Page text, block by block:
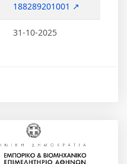
188289201001 ↗
31-10-2025